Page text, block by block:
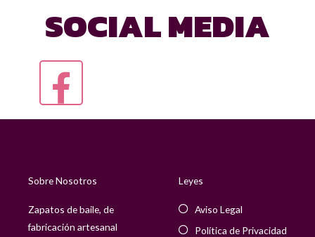
SOCIAL MEDIA
Sobre Nosotros
Zapatos de baile, de
fabricación artesanal
Leyes
Aviso Legal
Política de Privacidad